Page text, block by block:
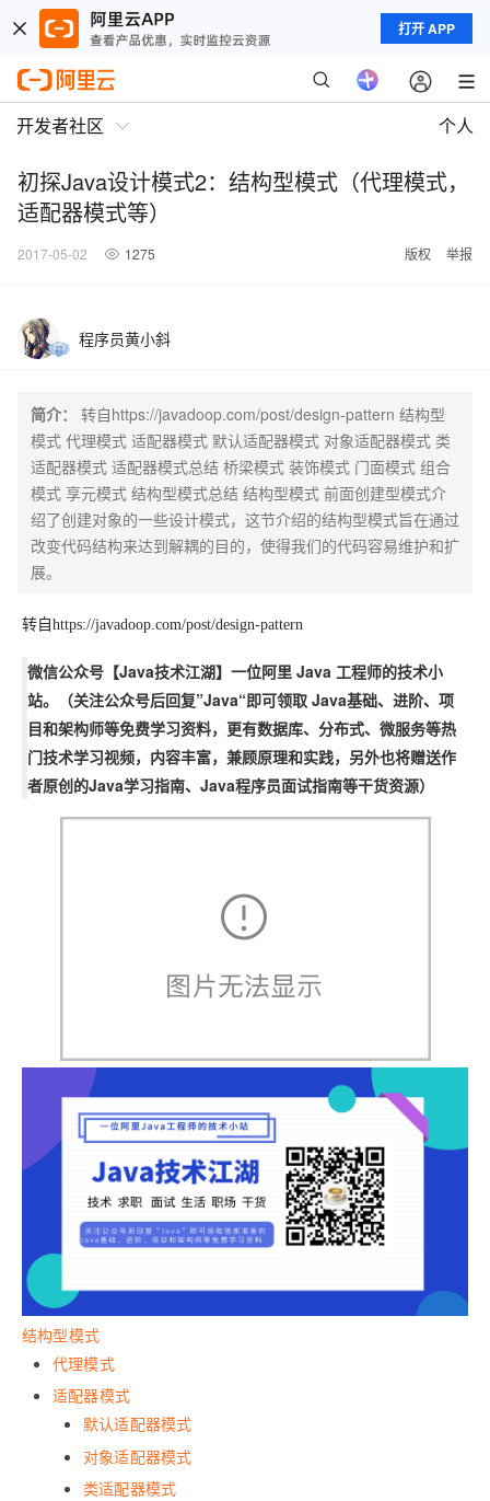
打开 APP
开发者社区 个人
初探Java设计模式2：结构型模式（代理模式，
适配器模式等）
2017-05-02 1275 版权 举报
程序员黄小斜
简介：
转自https://javadoop.com/post/design-pattern 结构型
模式 代理模式 适配器模式 默认适配器模式 对象适配器模式 类
适配器模式 适配器模式总结 桥梁模式 装饰模式 门面模式 组合
模式 享元模式 结构型模式总结 结构型模式 前面创建型模式介
绍了创建对象的一些设计模式，这节介绍的结构型模式旨在通过
改变代码结构来达到解耦的目的，使得我们的代码容易维护和扩
展。
转自https://javadoop.com/post/design-pattern
微信公众号【Java技术江湖】一位阿里 Java 工程师的技术小
站。（关注公众号后回复”Java“即可领取 Java基础、进阶、项
目和架构师等免费学习资料，更有数据库、分布式、微服务等热
门技术学习视频，内容丰富，兼顾原理和实践，另外也将赠送作
者原创的Java学习指南、Java程序员面试指南等干货资源）
结构型模式
代理模式
适配器模式
默认适配器模式
对象适配器模式
类适配器模式